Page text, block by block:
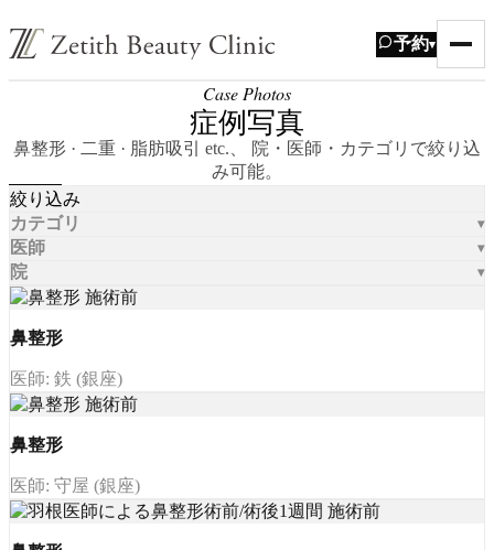
予約▾
Case Photos
症例写真
鼻整形 · 二重 · 脂肪吸引 etc.、 院・医師・カテゴリで絞り込
み可能。
絞り込み
カテゴリ
医師
院
鼻整形
医師: 鉄 (銀座)
鼻整形
医師: 守屋 (銀座)